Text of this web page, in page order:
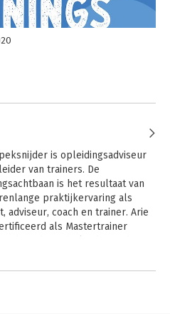
is opleidingsadviseur
van trainers. De
is het resultaat van
praktijkervaring als
adviseur, coach en trainer. Arie
als Mastertrainer
Arie